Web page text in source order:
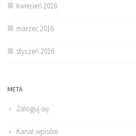
kwiecień 2016
marzec 2016
styczeń 2016
META
Zaloguj się
Kanał wpisów